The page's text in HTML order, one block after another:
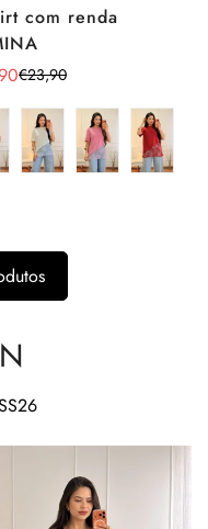
com renda
€23,90